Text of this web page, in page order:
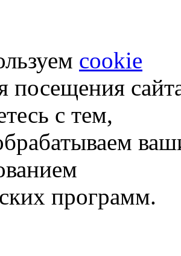
cookie
посещения
с тем,
программ.